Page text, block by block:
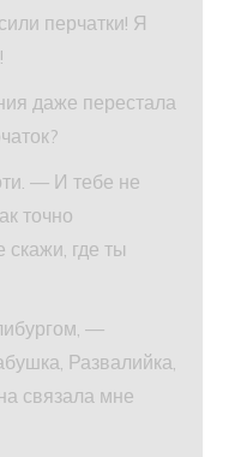
перчатки! Я
даже перестала
— И тебе не
точно
где ты
—
Развалийка,
связала мне